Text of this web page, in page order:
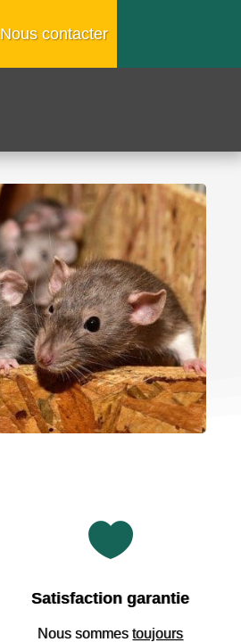
Nous contacter

Satisfaction garantie
Nous sommestoujours